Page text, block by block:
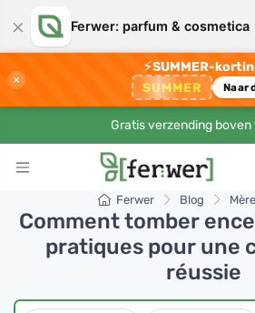
× Ferwer: parfum & cosmetica
×
⚡SUMMER-
SUMMER Naar
Gratis verzending boven
Ferwer Blog
Comment tomber
pratiques pour une
réussie